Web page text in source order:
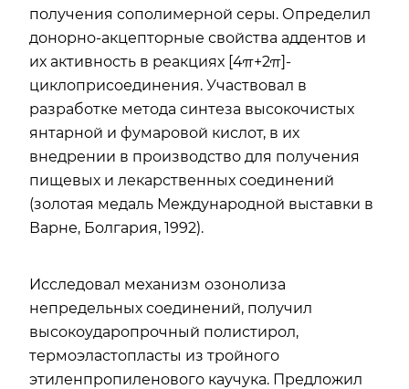
получения сополимерной серы. Определил
донорно-акцепторные свойства аддентов и
их активность в реакциях [4π+2π]-
циклоприсоединения. Участвовал в
разработке метода синтеза высокочистых
янтарной и фумаровой кислот, в их
внедрении в производство для получения
пищевых и лекарственных соединений
(золотая медаль Международной выставки в
Варне, Болгария, 1992).
Исследовал механизм озонолиза
непредельных соединений, получил
высокоударопрочный полистирол,
термоэластопласты из тройного
этиленпропиленового каучука. Предложил